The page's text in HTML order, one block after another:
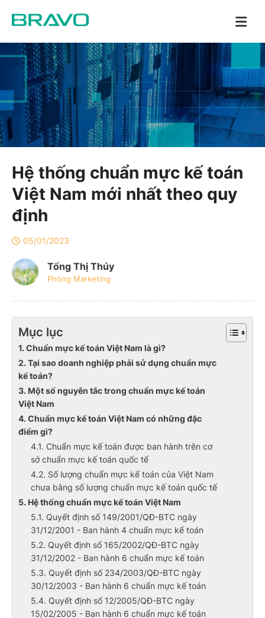
Hệ thống chuẩn mực kế toán
Việt Nam mới nhất theo quy
định
05/01/2023
Tống Thị Thúy
Phòng Marketing
Mục lục
1. Chuẩn mực kế toán Việt Nam là gì?
2. Tại sao doanh nghiệp phải sử dụng chuẩn mực
kế toán?
3. Một số nguyên tắc trong chuẩn mực kế toán
Việt Nam
4. Chuẩn mực kế toán Việt Nam có những đặc
điểm gì?
4.1. Chuẩn mực kế toán được ban hành trên cơ
sở chuẩn mực kế toán quốc tế
4.2. Số lượng chuẩn mực kế toán của Việt Nam
chưa bằng số lượng chuẩn mực kế toán quốc tế
5. Hệ thống chuẩn mực kế toán Việt Nam
5.1. Quyết định số 149/2001/QĐ-BTC ngày
31/12/2001 - Ban hành 4 chuẩn mực kế toán
5.2. Quyết định số 165/2002/QĐ-BTC ngày
31/12/2002 - Ban hành 6 chuẩn mực kế toán
5.3. Quyết định số 234/2003/QĐ-BTC ngày
30/12/2003 - Ban hành 6 chuẩn mực kế toán
5.4. Quyết định số 12/2005/QĐ-BTC ngày
15/02/2005 - Ban hành 6 chuẩn mực kế toán